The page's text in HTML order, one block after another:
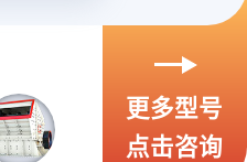
更多型号
点击咨询